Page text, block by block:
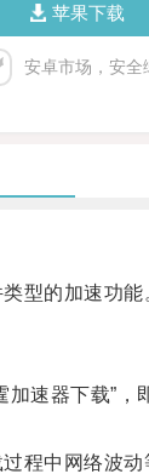
苹果下载
安卓市场，安全
型的加速功能
速器下载”，
中网络波动